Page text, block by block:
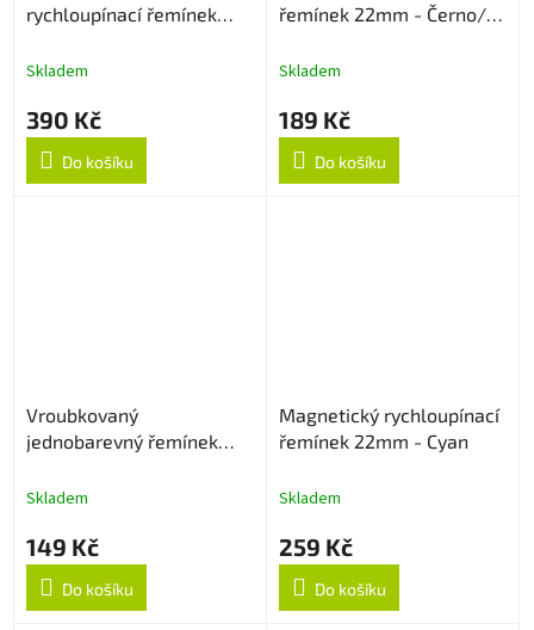
rychloupínací řemínek
Skladem
390 Kč
Do košíku
řemínek 22mm - Černo/
Skladem
189 Kč
Do košíku
Vroubkovaný
jednobarevný řemínek
Skladem
149 Kč
Do košíku
Magnetický rychloupínací
řemínek 22mm - Cyan
Skladem
259 Kč
Do košíku